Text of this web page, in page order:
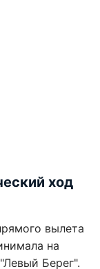
ход
вылета
на
Берег".